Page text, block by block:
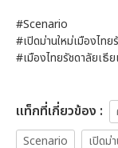
#Scenario
#เปิดม่านใหม่เมืองไทย
#เมืองไทยรัชดาลัยเธี
เเท็กที่เกี่ยวข้อง :
Scenario
เปิดม่